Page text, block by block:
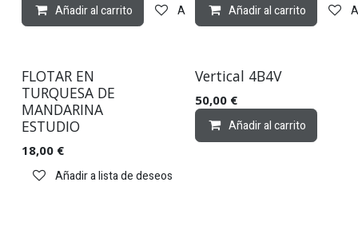
Añadir al carrito Añadir a lista de deseos
Añadir al carrito
FLOTAR EN
TURQUESA DE
MANDARINA
ESTUDIO
18,00 €
Añadir a lista de deseos
Vertical 4B4V
50,00€
Añadir al carrito